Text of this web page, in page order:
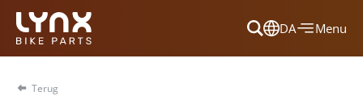
DA
Dansk
Menu
Terug